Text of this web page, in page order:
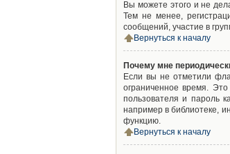
Вы можете этого и не
Тем не менее,
сообщений, участие в
Вернуться к началу
Почему мне
Если вы не отметили
ограниченное время.
пользователя и пароль
например в библиотеке,
функцию.
Вернуться к началу